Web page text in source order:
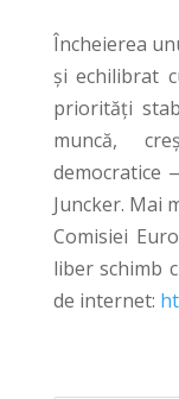
Încheierea
și echilibrat
priorități
muncă,
democratice
Juncker. Mai
Comisiei
liber schimb
de internet: